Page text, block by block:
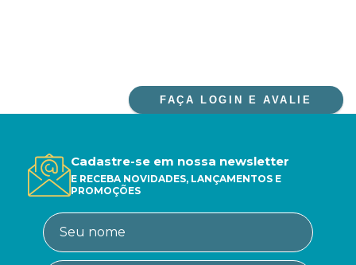
FAÇA LOGIN E AVALIE
Cadastre-se em nossa newsletter
E RECEBA NOVIDADES, LANÇAMENTOS E
PROMOÇÕES